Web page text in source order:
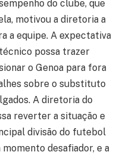
do clube, que
motivou a diretoria a
a equipe. A expectativa
possa trazer
o Genoa para fora
sobre o substituto
A diretoria do
reverter a situação e
divisão do futebol
desafiador, e a